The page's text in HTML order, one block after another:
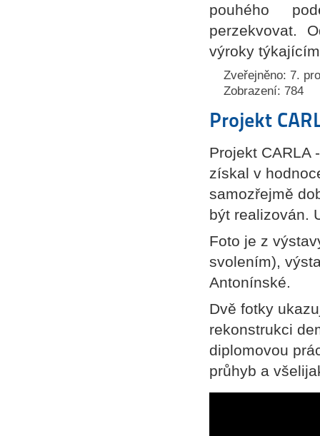
pouhého
perzekvovat.
výroky
Zveřejněno: 7.
Zobrazení: 784
Projekt
Projekt CARLA
získal v
samozřejmě
být realizován.
Foto je z
svolením),
Antonínské.
Dvě fotky
rekonstrukci
diplomovou
průhyb a